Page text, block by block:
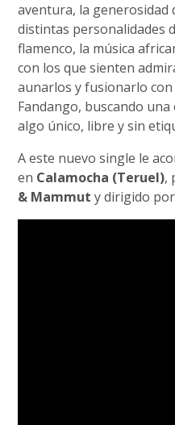
aventura, la
distintas personalidades
flamenco, la música
con los que sienten
aunarlos y fusionarlo con
Fandango, buscando
algo único, libre y sin
A este nuevo single le
en Calamocha (Teruel),
& Mammut y dirigido por